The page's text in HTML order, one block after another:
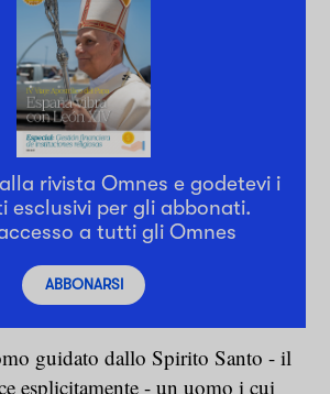
rivista Omnes e godetevi i
esclusivi per gli abbonati.
a tutti gli Omnes
ABBONARSI
guidato dallo Spirito Santo - il
esplicitamente - un uomo i cui